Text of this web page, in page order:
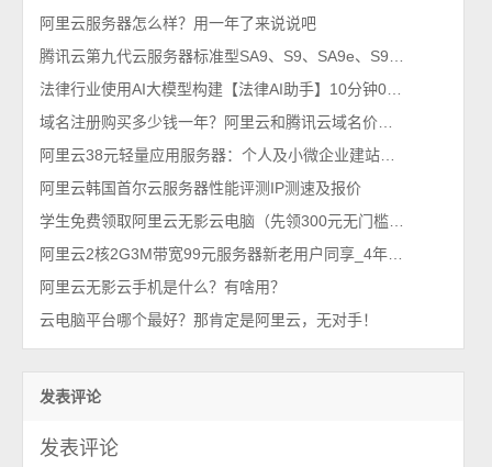
阿里云服务器怎么样？用一年了来说说吧
阿里云韩国首尔云服务器性能评测IP测速及报价
阿里云无影云手机是什么？有啥用？
云电脑平台哪个最好？那肯定是阿里云，无对手！
发表评论
发表评论